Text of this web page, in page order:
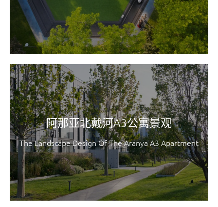
阿那亚北戴河A3公寓景观
The Landscape Design Of The Aranya A3 Apartment